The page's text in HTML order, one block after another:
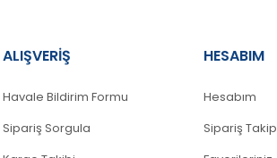
Gönder
ALIŞVERİŞ
Havale Bildirim Formu
Sipariş Sorgula
HESABIM
Hesabım
Sipariş Takip